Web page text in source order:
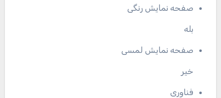
صفحه نمایش رنگی
بله
صفحه نمایش لمسی
خیر
فناوری